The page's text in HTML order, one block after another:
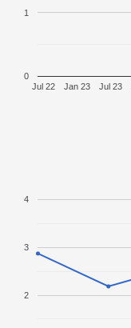
Jan 23
Jul 22 Jul 23
0
1
2
3
4